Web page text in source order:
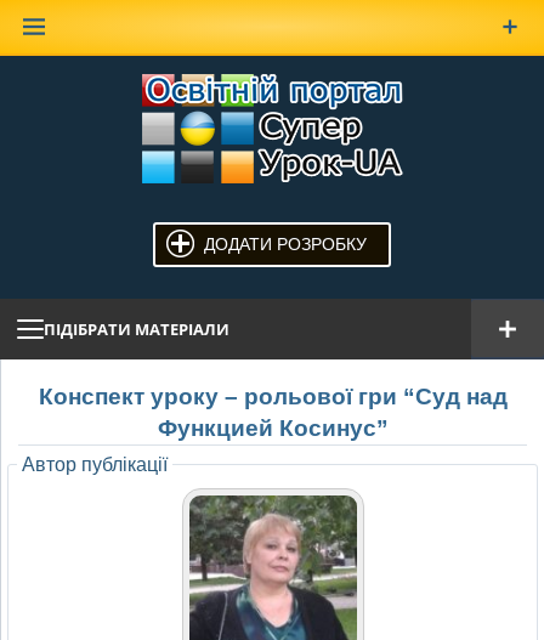
ДОДАТИ РОЗРОБКУ
ПІДІБРАТИ МАТЕРІАЛИ
Конспект уроку – рольової гри “Суд над
Функцией Косинус”
Автор публікації